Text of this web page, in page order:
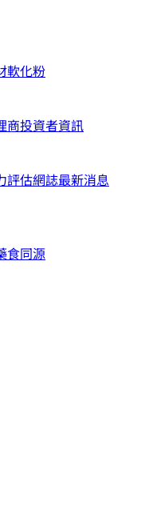
軟化粉
商投資者資訊
評估網誌最新消息
食同源